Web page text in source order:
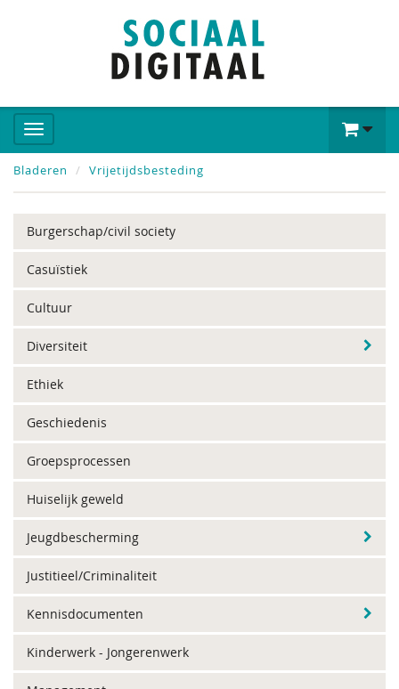
Bladeren Vrijetijdsbesteding
Burgerschap/civil society
Casuïstiek
Cultuur
Diversiteit
Ethiek
Geschiedenis
Groepsprocessen
Huiselijk geweld
Jeugdbescherming
Justitieel/Criminaliteit
Kennisdocumenten
Kinderwerk - Jongerenwerk